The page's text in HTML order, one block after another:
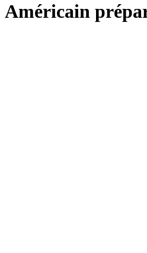
Américain